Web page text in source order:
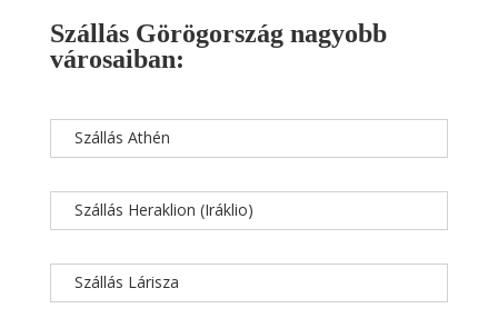
Szállás Görögország nagyobb
városaiban:
Szállás Athén
Szállás Heraklion (Iráklio)
Szállás Lárisza